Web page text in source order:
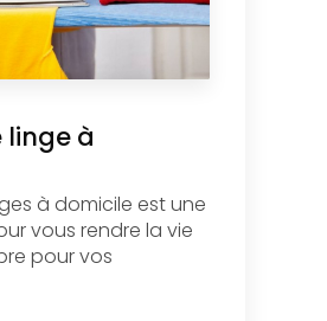
linge à
à domicile est une
vous rendre la vie
pour vos